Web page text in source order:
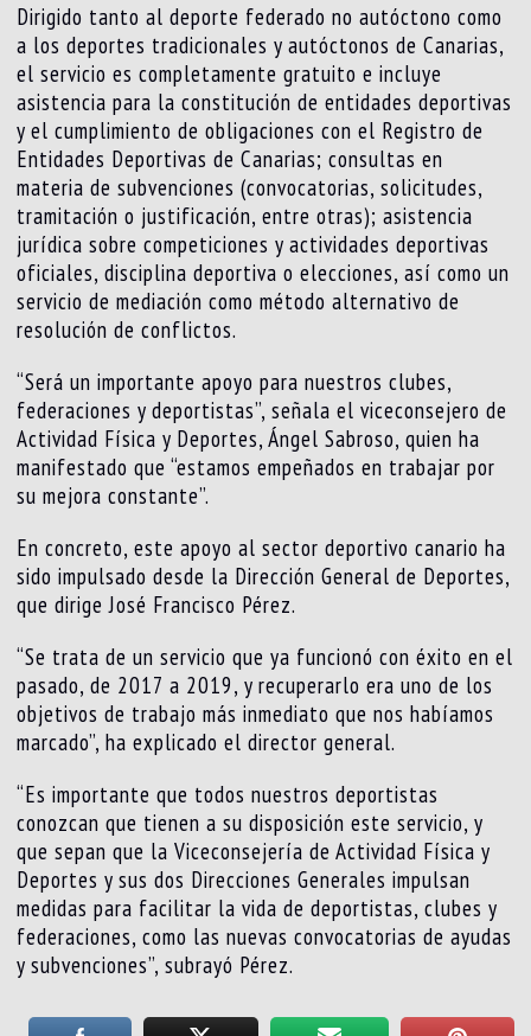
Dirigido tanto al deporte federado no autóctono como
a los deportes tradicionales y autóctonos de Canarias,
el servicio es completamente gratuito e incluye
asistencia para la constitución de entidades deportivas
y el cumplimiento de obligaciones con el Registro de
Entidades Deportivas de Canarias; consultas en
materia de subvenciones (convocatorias, solicitudes,
tramitación o justificación, entre otras); asistencia
jurídica sobre competiciones y actividades deportivas
oficiales, disciplina deportiva o elecciones, así como un
servicio de mediación como método alternativo de
resolución de conflictos.
“Será un importante apoyo para nuestros clubes,
federaciones y deportistas”, señala el viceconsejero de
Actividad Física y Deportes, Ángel Sabroso, quien ha
manifestado que “estamos empeñados en trabajar por
su mejora constante”.
En concreto, este apoyo al sector deportivo canario ha
sido impulsado desde la Dirección General de Deportes,
que dirige José Francisco Pérez.
“Se trata de un servicio que ya funcionó con éxito en el
pasado, de 2017 a 2019, y recuperarlo era uno de los
objetivos de trabajo más inmediato que nos habíamos
marcado”, ha explicado el director general.
“Es importante que todos nuestros deportistas
conozcan que tienen a su disposición este servicio, y
que sepan que la Viceconsejería de Actividad Física y
Deportes y sus dos Direcciones Generales impulsan
medidas para facilitar la vida de deportistas, clubes y
federaciones, como las nuevas convocatorias de ayudas
y subvenciones”, subrayó Pérez.